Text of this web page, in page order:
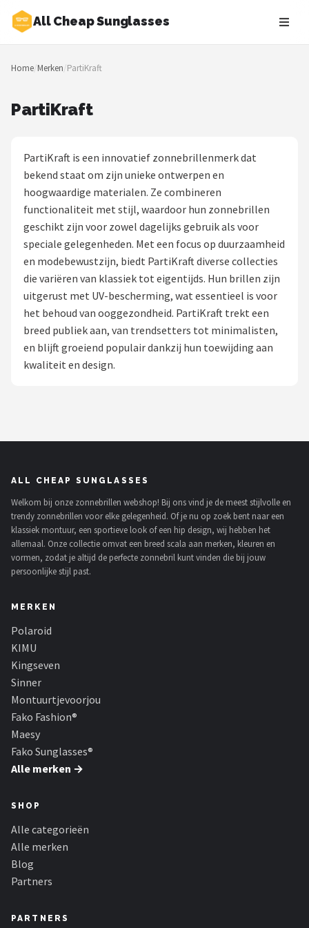
All Cheap Sunglasses
Zoeken
NAVIGATIE
Blog
Zonnebrillen
Baby zonnebrillen
Shop
POPULAIRE MERKEN
Polaroid
KIMU
Fako Fashion®
Maesy
Fako Sunglasses®
Home/Merken/PartiKraft
PartiKraft
PartiKraft is een innovatief zonnebrillenmerk dat
bekend staat om zijn unieke ontwerpen en
hoogwaardige materialen. Ze combineren
functionaliteit met stijl, waardoor hun zonnebrillen
geschikt zijn voor zowel dagelijks gebruik als voor
speciale gelegenheden. Met een focus op duurzaamheid
en modebewustzijn, biedt PartiKraft diverse collecties
die variëren van klassiek tot eigentijds. Hun brillen zijn
uitgerust met UV-bescherming, wat essentieel is voor
het behoud van ooggezondheid. PartiKraft trekt een
breed publiek aan, van trendsetters tot minimalisten,
en blijft groeiend populair dankzij hun toewijding aan
kwaliteit en design.
ALL CHEAP SUNGLASSES
Welkom bij onze zonnebrillen webshop! Bij ons vind je de meest stijlvolle en
trendy zonnebrillen voor elke gelegenheid. Of je nu op zoek bent naar een
klassiek montuur, een sportieve look of een hip design, wij hebben het
allemaal. Onze collectie omvat een breed scala aan merken, kleuren en
vormen, zodat je altijd de perfecte zonnebril kunt vinden die bij jouw
persoonlijke stijl past.
MERKEN
Polaroid
KIMU
Kingseven
Sinner
Montuurtjevoorjou
Fako Fashion®
Maesy
Fako Sunglasses®
Alle merken →
SHOP
Alle categorieën
Alle merken
Blog
Partners
PARTNERS